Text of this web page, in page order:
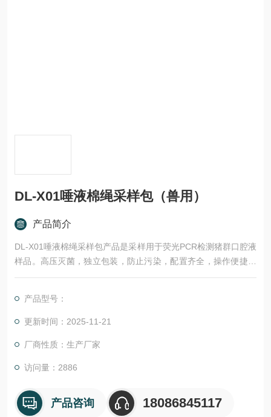
DL-X01唾液棉绳采样包（兽用）
产品简介
DL-X01唾液棉绳采样包产品是采样用于荧光PCR检测猪群口腔液
样品。高压灭菌，独立包装，防止污染，配置齐全，操作便捷，
安全高效。
产品型号：
更新时间：2025-11-21
厂商性质：生产厂家
访问量：2886
产品咨询 18086845117